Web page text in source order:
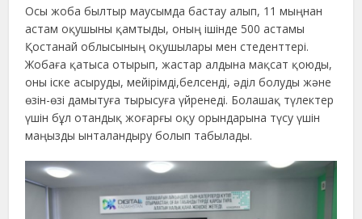
Осы жоба былтыр маусымда бастау алып, 11 мыңнан
астам оқушыны қамтыды, оның ішінде 500 астамы
Қостанай облысының оқушылары мен стеденттері.
Жобаға қатыса отырып, жастар алдына мақсат қоюды,
оны іске асыруды, мейірімді,белсенді, әділ болуды және
өзін-өзі дамытуға тырысуға үйренеді. Болашақ түлектер
үшін бұл отандық жоғарғы оқу орындарына түсу үшін
маңызды ынталандыру болып табылады.